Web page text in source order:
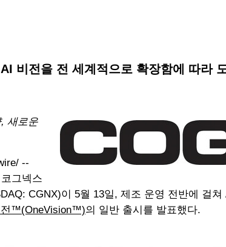
비전을 전 세계적으로 확장함에 따라
새로운
--
그넥스
CGNX)이 5월 13일, 제조 운영 전반에 걸
전™(OneVision™)의 일반 출시를 발표했다.